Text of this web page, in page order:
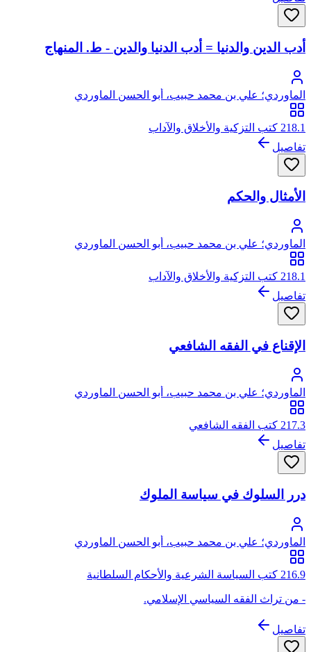
أدب الدين والدنيا = أدب الدنيا والدين - ط. المنهاج
الماوردي؛ علي بن محمد حبيب، أبو الحسن الماوردي
218.1 كتب التزكية والأخلاق والآداب
تفاصيل
الأمثال والحكم
الماوردي؛ علي بن محمد حبيب، أبو الحسن الماوردي
218.1 كتب التزكية والأخلاق والآداب
تفاصيل
الإقناع في الفقه الشافعي
الماوردي؛ علي بن محمد حبيب، أبو الحسن الماوردي
217.3 كتب الفقه الشافعي
تفاصيل
درر السلوك في سياسة الملوك
الماوردي؛ علي بن محمد حبيب، أبو الحسن الماوردي
216.9 كتب السياسة الشرعية والأحكام السلطانية
- من تراث الفقه السياسي الإسلامي.
تفاصيل